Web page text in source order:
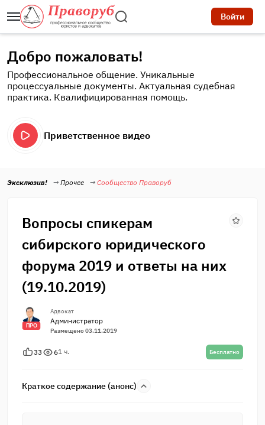
Войти
Добро пожаловать!
Профессиональное общение. Уникальные
процессуальные документы. Актуальная судебная
практика. Квалифицированная помощь.
Приветственное видео
Эксклюзив! Прочее Сообщество Праворуб
Вопросы спикерам
сибирского юридического
форума 2019 и ответы на них
(19.10.2019)
ПРО
Адвокат
Администратор
Размещено 03.11.2019
33 61 ч. Бесплатно
Краткое содержание (анонс)